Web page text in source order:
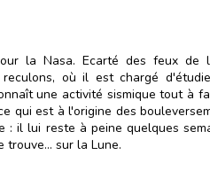
la Nasa. Ecarté des feux
où il est chargé
une activité sismique tout à
qui est à l'origine des
il lui reste à peine quelques
sur la Lune.